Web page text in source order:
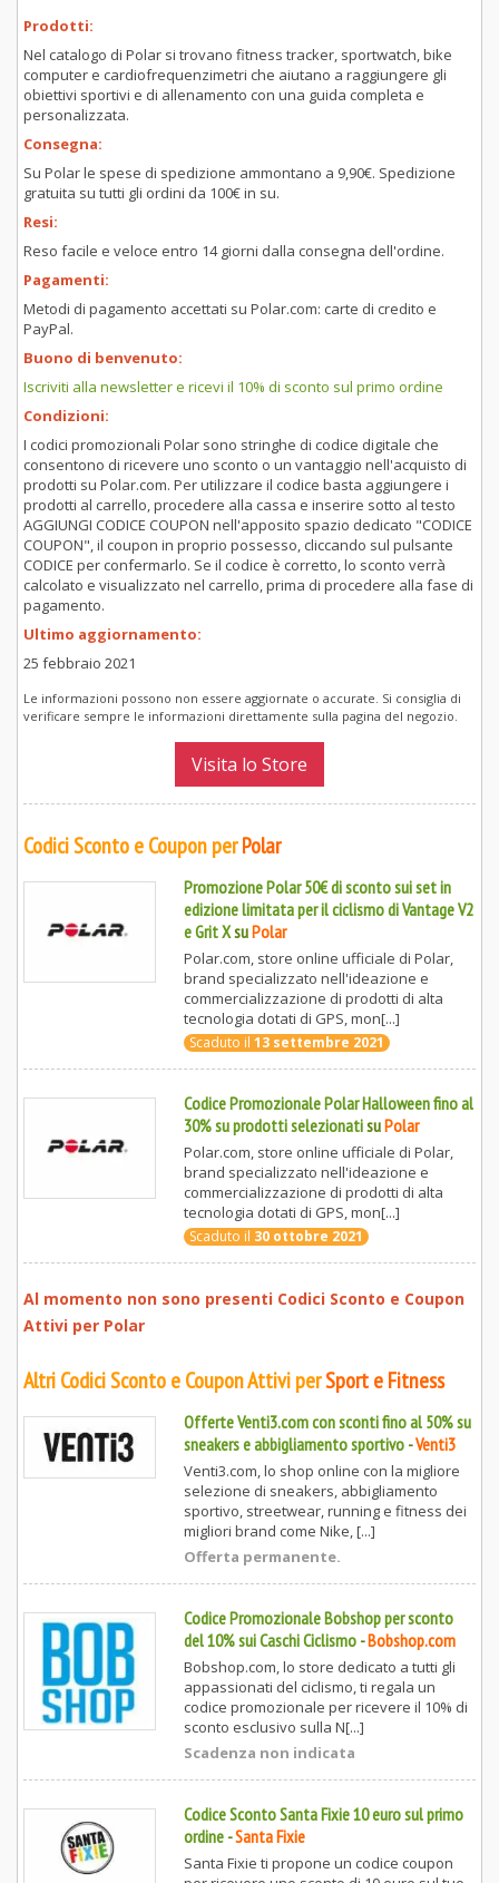
Prodotti:
Nel catalogo di Polar si trovano fitness tracker, sportwatch, bike
computer e cardiofrequenzimetri che aiutano a raggiungere gli
obiettivi sportivi e di allenamento con una guida completa e
personalizzata.
Consegna:
Su Polar le spese di spedizione ammontano a 9,90€. Spedizione
gratuita su tutti gli ordini da 100€ in su.
Resi:
Reso facile e veloce entro 14 giorni dalla consegna dell'ordine.
Pagamenti:
Metodi di pagamento accettati su Polar.com: carte di credito e
PayPal.
Buono di benvenuto:
Iscriviti alla newsletter e ricevi il 10% di sconto sul primo ordine
Condizioni:
I codici promozionali Polar sono stringhe di codice digitale che
consentono di ricevere uno sconto o un vantaggio nell'acquisto di
prodotti su Polar.com. Per utilizzare il codice basta aggiungere i
prodotti al carrello, procedere alla cassa e inserire sotto al testo
AGGIUNGI CODICE COUPON nell'apposito spazio dedicato "CODICE
COUPON", il coupon in proprio possesso, cliccando sul pulsante
CODICE per confermarlo. Se il codice è corretto, lo sconto verrà
calcolato e visualizzato nel carrello, prima di procedere alla fase di
pagamento.
Ultimo aggiornamento:
25 febbraio 2021
Le informazioni possono non essere aggiornate o accurate. Si consiglia di
verificare sempre le informazioni direttamente sulla pagina del negozio.
Visita lo Store
Codici Sconto e Coupon perPolar
Promozione Polar 50€ di sconto sui set in
edizione limitata per il ciclismo di Vantage V2
e Grit XsuPolar
Polar.com, store online ufficiale di Polar,
brand specializzato nell'ideazione e
commercializzazione di prodotti di alta
tecnologia dotati di GPS, mon[...]
Scaduto il 13 settembre 2021
Codice Promozionale Polar Halloween fino al
30% su prodotti selezionatisuPolar
Polar.com, store online ufficiale di Polar,
brand specializzato nell'ideazione e
commercializzazione di prodotti di alta
tecnologia dotati di GPS, mon[...]
Scaduto il 30 ottobre 2021
Al momento non sono presenti Codici Sconto e Coupon
Attivi per Polar
Altri Codici Sconto e Coupon Attivi perSport e Fitness
Offerte Venti3.com con sconti fino al 50% su
sneakers e abbigliamento sportivo-Venti3
Venti3.com, lo shop online con la migliore
selezione di sneakers, abbigliamento
sportivo, streetwear, running e fitness dei
migliori brand come Nike, [...]
Offerta permanente.
Codice Promozionale Bobshop per sconto
del 10% sui Caschi Ciclismo-Bobshop.com
Bobshop.com, lo store dedicato a tutti gli
appassionati del ciclismo, ti regala un
codice promozionale per ricevere il 10% di
sconto esclusivo sulla N[...]
Scadenza non indicata
Codice Sconto Santa Fixie 10 euro sul primo
ordine-Santa Fixie
Santa Fixie ti propone un codice coupon